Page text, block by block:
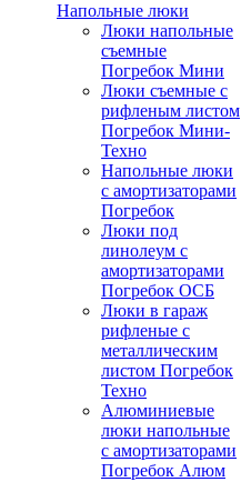
Напольные люки
Люки напольные
съемные
Погребок Мини
Люки съемные с
рифленым листом
Погребок Мини-
Техно
Напольные люки
с амортизаторами
Погребок
Люки под
линолеум с
амортизаторами
Погребок ОСБ
Люки в гараж
рифленые с
металлическим
листом Погребок
Техно
Алюминиевые
люки напольные
с амортизаторами
Погребок Алюм